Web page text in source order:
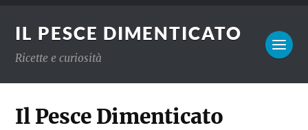
IL PESCE DIMENTICATO
Ricette e curiosità
Il Pesce Dimenticato